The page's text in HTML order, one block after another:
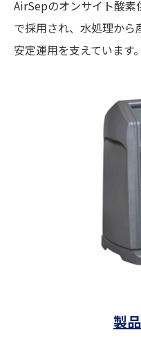
AirSepのオンサイト酸
で採用され、水処理か
安定運用を支えています。
製